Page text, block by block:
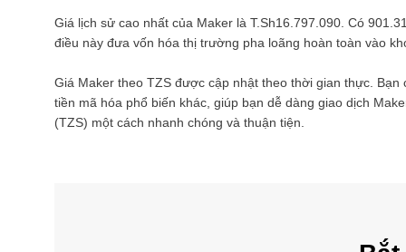
Giá lịch sử cao nhất của Maker là T.Sh16.797.090 . Có
điều này đưa vốn hóa thị trường pha loãng hoàn toàn vào
Giá Maker theo TZS được cập nhật theo thời gian thực. Bạn
tiền mã hóa phổ biến khác, giúp bạn dễ dàng giao dịch
(TZS) một cách nhanh chóng và thuận tiện.